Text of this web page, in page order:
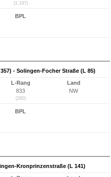
(1.197)
BPL
- Solingen-Focher Straße (L 85)
L-Rang
833
(260)
Land
NW
BPL
Kronprinzenstraße (L 141)